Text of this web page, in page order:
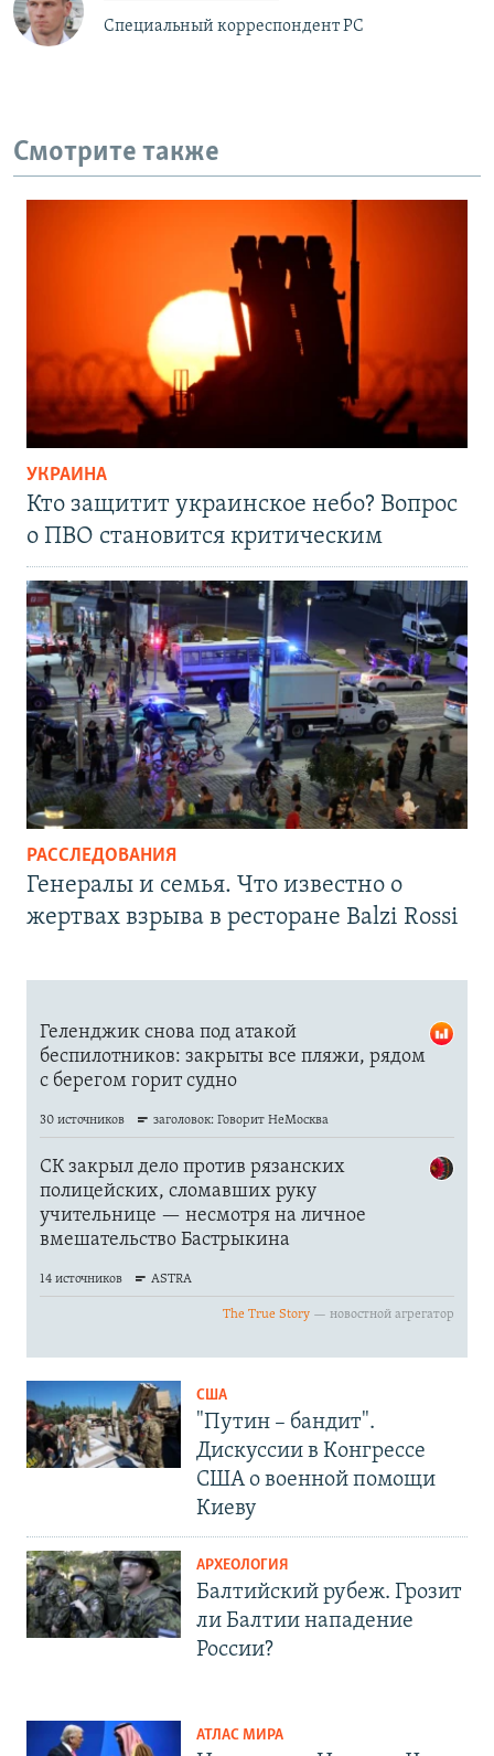
Специальный корреспондент РС
Смотрите также
УКРАИНА
Кто защитит украинское небо? Вопрос
о ПВО становится критическим
РАССЛЕДОВАНИЯ
Генералы и семья. Что известно о
жертвах взрыва в ресторане Balzi Rossi
США
"Путин – бандит".
Дискуссии в Конгрессе
США о военной помощи
Киеву
АРХЕОЛОГИЯ
Балтийский рубеж. Грозит
ли Балтии нападение
России?
АТЛАС МИРА